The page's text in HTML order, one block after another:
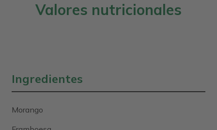
Valores nutricionales
Ingredientes
Morango